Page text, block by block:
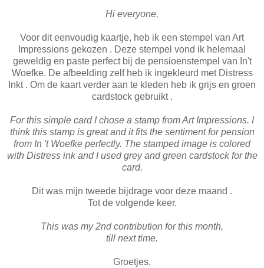
Hi everyone,
Voor dit eenvoudig kaartje, heb ik een stempel van Art
Impressions gekozen . Deze stempel vond ik helemaal
geweldig en paste perfect bij de pensioenstempel van In't
Woefke. De afbeelding zelf heb ik ingekleurd met Distress
Inkt . Om de kaart verder aan te kleden heb ik grijs en groen
cardstock gebruikt .
For this simple card I chose a stamp from Art Impressions. I
think this stamp is great and it fits the sentiment for pension
from In 't Woefke perfectly. The stamped image is colored
with Distress ink and I used grey and green cardstock for the
card.
Dit was mijn tweede bijdrage voor deze maand .
Tot de volgende keer.
This was my 2nd contribution for this month,
till next time.
Groetjes,